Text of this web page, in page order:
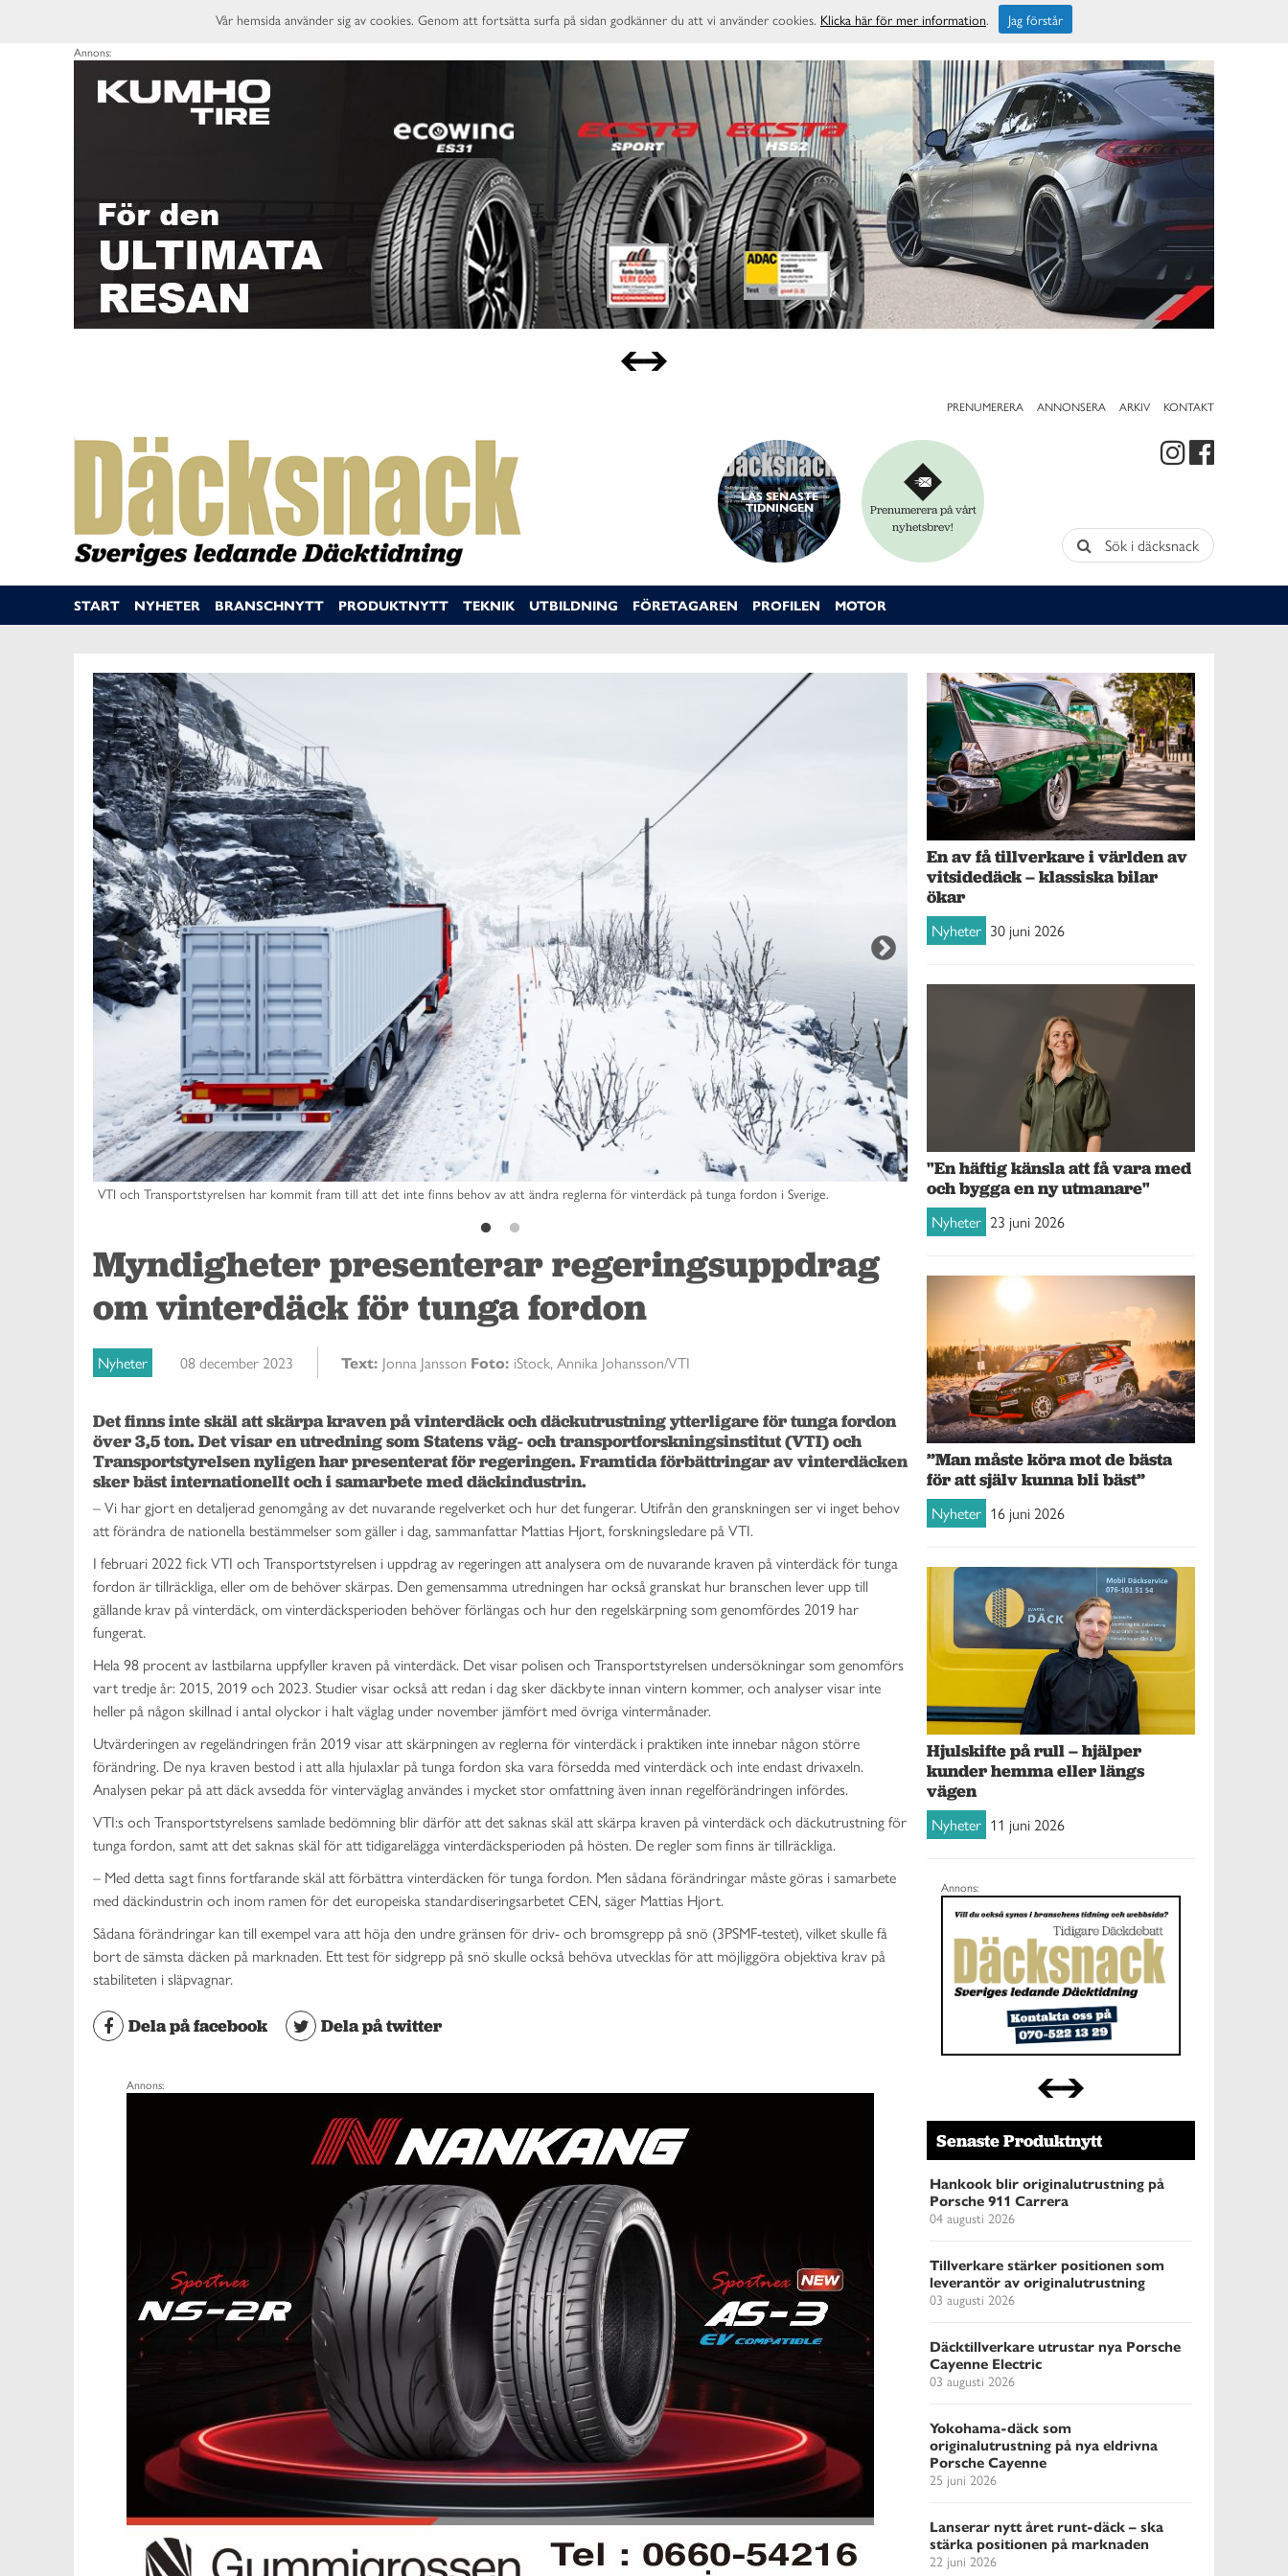
Annons:
PRENUMERERA ANNONSERA ARKIV KONTAKT
LÄS SENASTE
TIDNINGEN
Prenumerera på vårt
nyhetsbrev!
Sök i däcksnack
START NYHETER BRANSCHNYTT PRODUKTNYTT TEKNIK UTBILDNING FÖRETAGAREN PROFILEN MOTOR
VTI och Transportstyrelsen har kommit fram till att det inte finns behov av att ändra reglerna för vinterdäck på tunga fordon i Sverige. ”Med detta sagt finns fortfarande skäl att förbättra vinterdäcken
Myndigheter presenterar regeringsuppdrag
om vinterdäck för tunga fordon
Nyheter 08 december 2023 Text: Jonna Jansson Foto: iStock, Annika Johansson/VTI
Det finns inte skäl att skärpa kraven på vinterdäck och däckutrustning ytterligare för tunga fordon
över 3,5 ton. Det visar en utredning som Statens väg- och transportforskningsinstitut (VTI) och
Transportstyrelsen nyligen har presenterat för regeringen. Framtida förbättringar av vinterdäcken
sker bäst internationellt och i samarbete med däckindustrin.
– Vi har gjort en detaljerad genomgång av det nuvarande regelverket och hur det fungerar. Utifrån den granskningen ser vi inget behov
att förändra de nationella bestämmelser som gäller i dag, sammanfattar Mattias Hjort, forskningsledare på VTI.
I februari 2022 fick VTI och Transportstyrelsen i uppdrag av regeringen att analysera om de nuvarande kraven på vinterdäck för tunga
fordon är tillräckliga, eller om de behöver skärpas. Den gemensamma utredningen har också granskat hur branschen lever upp till
gällande krav på vinterdäck, om vinterdäcksperioden behöver förlängas och hur den regelskärpning som genomfördes 2019 har
fungerat.
Hela 98 procent av lastbilarna uppfyller kraven på vinterdäck. Det visar polisen och Transportstyrelsen undersökningar som genomförs
vart tredje år: 2015, 2019 och 2023. Studier visar också att redan i dag sker däckbyte innan vintern kommer, och analyser visar inte
heller på någon skillnad i antal olyckor i halt väglag under november jämfört med övriga vintermånader.
Utvärderingen av regeländringen från 2019 visar att skärpningen av reglerna för vinterdäck i praktiken inte innebar någon större
förändring. De nya kraven bestod i att alla hjulaxlar på tunga fordon ska vara försedda med vinterdäck och inte endast drivaxeln.
Analysen pekar på att däck avsedda för vinterväglag användes i mycket stor omfattning även innan regelförändringen infördes.
VTI:s och Transportstyrelsens samlade bedömning blir därför att det saknas skäl att skärpa kraven på vinterdäck och däckutrustning för
tunga fordon, samt att det saknas skäl för att tidigarelägga vinterdäcksperioden på hösten. De regler som finns är tillräckliga.
– Med detta sagt finns fortfarande skäl att förbättra vinterdäcken för tunga fordon. Men sådana förändringar måste göras i samarbete
med däckindustrin och inom ramen för det europeiska standardiseringsarbetet CEN, säger Mattias Hjort.
Sådana förändringar kan till exempel vara att höja den undre gränsen för driv- och bromsgrepp på snö (3PSMF-testet), vilket skulle få
bort de sämsta däcken på marknaden. Ett test för sidgrepp på snö skulle också behöva utvecklas för att möjliggöra objektiva krav på
stabiliteten i släpvagnar.
Dela på facebook Dela på twitter
Annons:
En av få tillverkare i världen av
vitsidedäck – klassiska bilar
ökar
Nyheter 30 juni 2026
"En häftig känsla att få vara med
och bygga en ny utmanare"
Nyheter 23 juni 2026
”Man måste köra mot de bästa
för att själv kunna bli bäst”
Nyheter 16 juni 2026
Hjulskifte på rull – hjälper
kunder hemma eller längs
vägen
Nyheter 11 juni 2026
Annons:
Senaste Produktnytt
Hankook blir originalutrustning på
Porsche 911 Carrera
04 augusti 2026
Tillverkare stärker positionen som
leverantör av originalutrustning
03 augusti 2026
Däcktillverkare utrustar nya Porsche
Cayenne Electric
03 augusti 2026
Yokohama-däck som
originalutrustning på nya eldrivna
Porsche Cayenne
25 juni 2026
Lanserar nytt året runt-däck – ska
stärka positionen på marknaden
22 juni 2026
Vår hemsida använder sig av cookies. Genom att fortsätta surfa på sidan godkänner du att vi använder cookies. Klicka här för mer information. Jag förstår